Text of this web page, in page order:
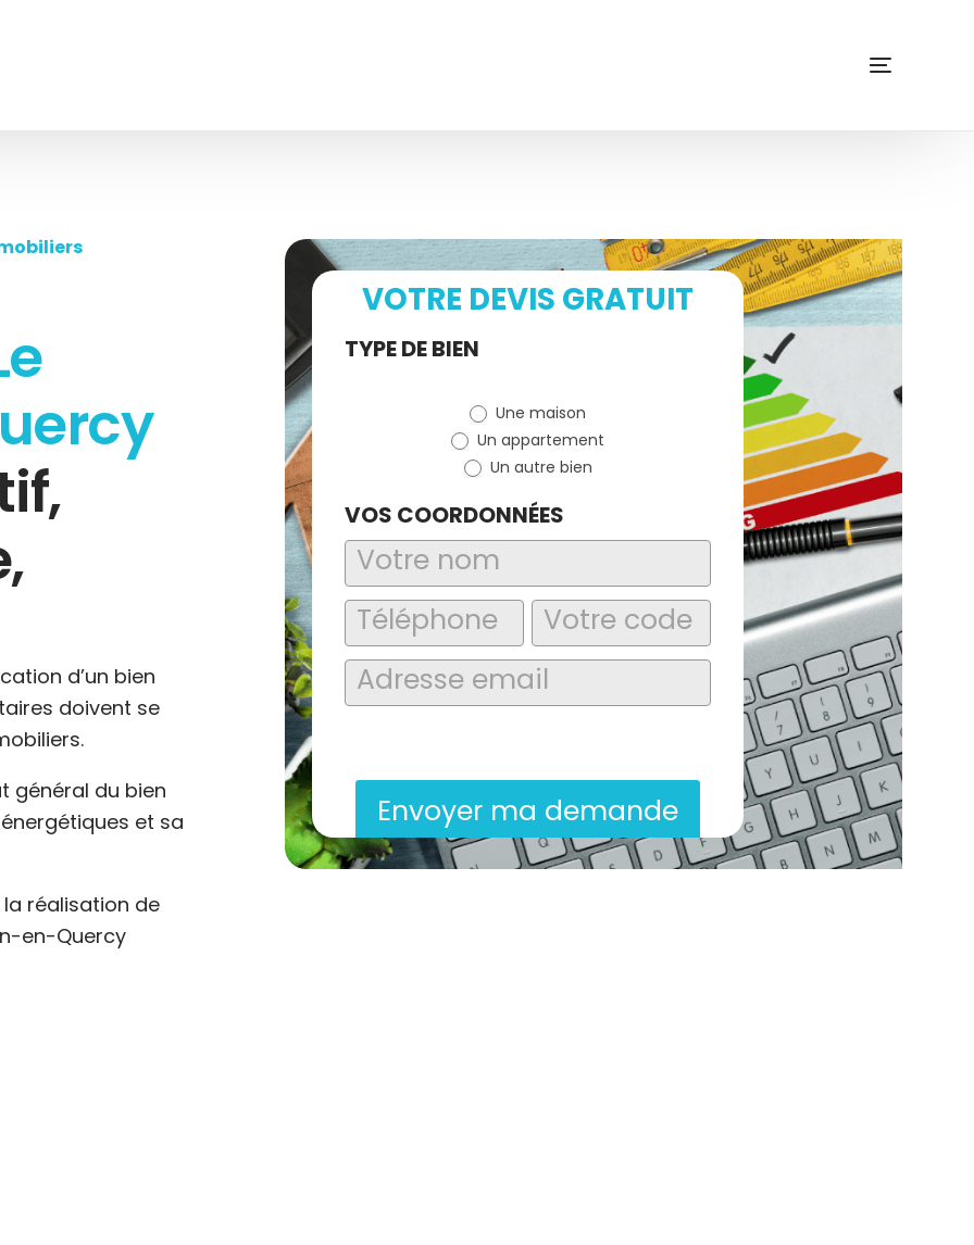
d’un bien
doivent se
général du bien
et sa
réalisation de
en-Quercy
VOTRE DEVIS GRATUIT
Demande
TYPE DE BIEN
Une maison
Un appartement
Un autre bien
VOS COORDONNÉES
Envoyer ma demande